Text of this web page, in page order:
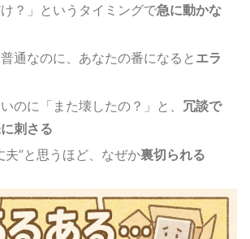
？」というタイミングで急に動かな
通なのに、あなたの番になると エラ
のに「また壊したの？」と、 冗談で
刺さる
夫”と思うほど、なぜか裏切られる